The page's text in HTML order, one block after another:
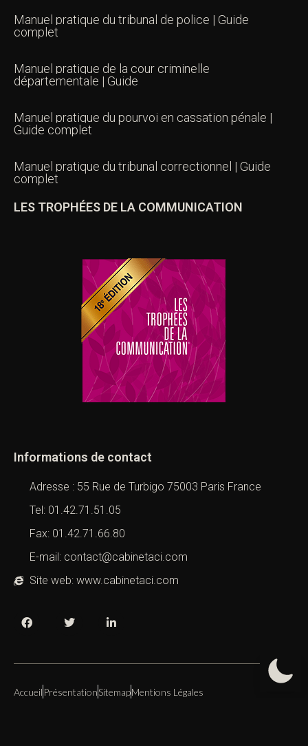
Manuel pratique du tribunal de police | Guide
complet
Manuel pratique de la cour criminelle
départementale | Guide
Manuel pratique du pourvoi en cassation pénale |
Guide complet
Manuel pratique du tribunal correctionnel | Guide
complet
LES TROPHÉES DE LA COMMUNICATION
Informations de contact
Adresse : 55 Rue de Turbigo 75003 Paris France
Tel: 01.42.71.51.05
Fax: 01.42.71.66.80
E-mail: contact@cabinetaci.com
Site web: www.cabinetaci.com
Accueil PrésentationSitemapMentions Légales